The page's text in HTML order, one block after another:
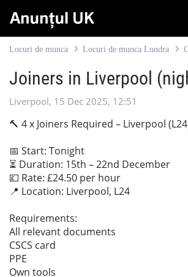
Locuri de munca Locuri de munca Londra
Joiners in Liverpool
Liverpool, 15 Dec 2025, 12:51
🔨 4 x Joiners Required – Liverpool
📅 Start: Tonight
⏳ Duration: 15th – 22nd December
💷 Rate: £24.50 per hour
📍 Location: Liverpool, L24
Requirements:
All relevant documents
CSCS card
PPE
Own tools